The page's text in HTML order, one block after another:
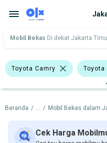
Mobil Bekas Di dekat Jakarta
Toyota Camry Toyota
Merek Dan Model
Tipe Bodi Tipe
Beranda / ... / Mobil Bekas dalam
Cek Harga